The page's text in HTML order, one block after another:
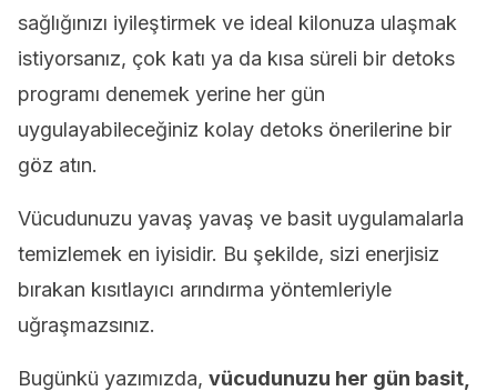
sağlığınızı iyileştirmek ve ideal kilonuza ulaşmak
istiyorsanız, çok katı ya da kısa süreli bir detoks
programı denemek yerine her gün
uygulayabileceğiniz kolay detoks önerilerine bir
göz atın.
Vücudunuzu yavaş yavaş ve basit uygulamalarla
temizlemek en iyisidir. Bu şekilde, sizi enerjisiz
bırakan kısıtlayıcı arındırma yöntemleriyle
uğraşmazsınız.
Bugünkü yazımızda, vücudunuzu her gün basit,